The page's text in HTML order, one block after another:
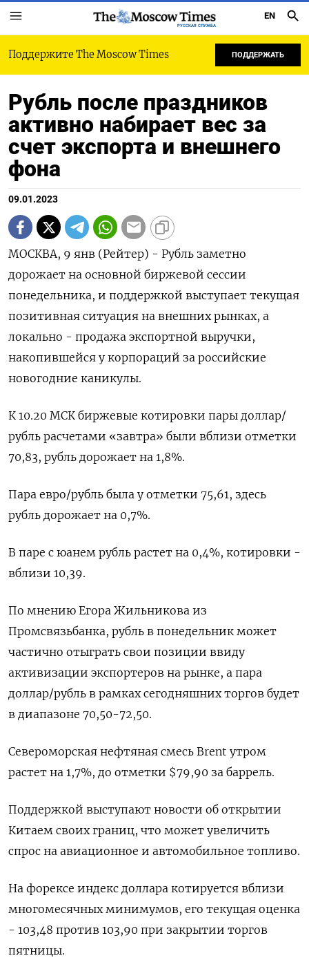
РУССКАЯ СЛУЖБА
EN
Поддержите The Moscow Times ПОДДЕРЖАТЬ
Рубль после праздников
активно набирает вес за
счет экспорта и внешнего
фона
09.01.2023
МОСКВА, 9 янв (Рейтер) - Рубль заметно
дорожает на основной биржевой сессии
понедельника, и поддержкой выступает текущая
позитивная ситуация на внешних рынках, а
локально - продажа экспортной выручки,
накопившейся у корпораций за российские
новогодние каникулы.
К 10.20 МСК биржевые котировки пары доллар/
рубль расчетами «завтра» были вблизи отметки
70,83, рубль дорожает на 1,8%.
Пара евро/рубль была у отметки 75,61, здесь
рубль дорожает на 0,7%.
В паре с юанем рубль растет на 0,4%, котировки -
вблизи 10,39.
По мнению Егора Жильникова из
Промсвязьбанка, рубль в понедельник может
частично отыграть свои позиции ввиду
активизации экспортеров на рынке, а пара
доллар/рубль в рамках сегодняшних торгов будет
в диапазоне 70,50-72,50.
Североморская нефтяная смесь Brent утром
растет на 1,7%, до отметки $79,90 за баррель.
Поддержкой выступают новости об открытии
Китаем своих границ, что может увеличить
спрос на авиационное и автомобильное топливо.
На форексе индекс доллара котируется вблизи
многомесячных минимумов, его текущая оценка
- 103,48 против 103,90 при закрытии торгов
пятницы.